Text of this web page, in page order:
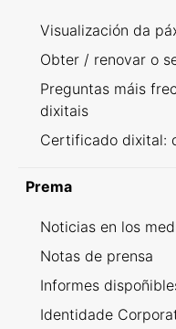
Visualización da
Obter / renovar o
Preguntas máis
dixitais
Certificado dixital:
Prema
Noticias en los
Notas de prensa
Informes
Identidade